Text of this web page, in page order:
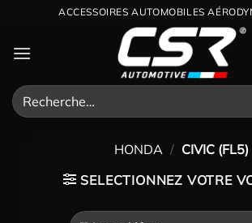
contenu
ACCESSOIRES AUTOMOBILES
Recherche
pour :
HONDA / CIVIC (FL5)
SELECTIONNEZ VOTRE